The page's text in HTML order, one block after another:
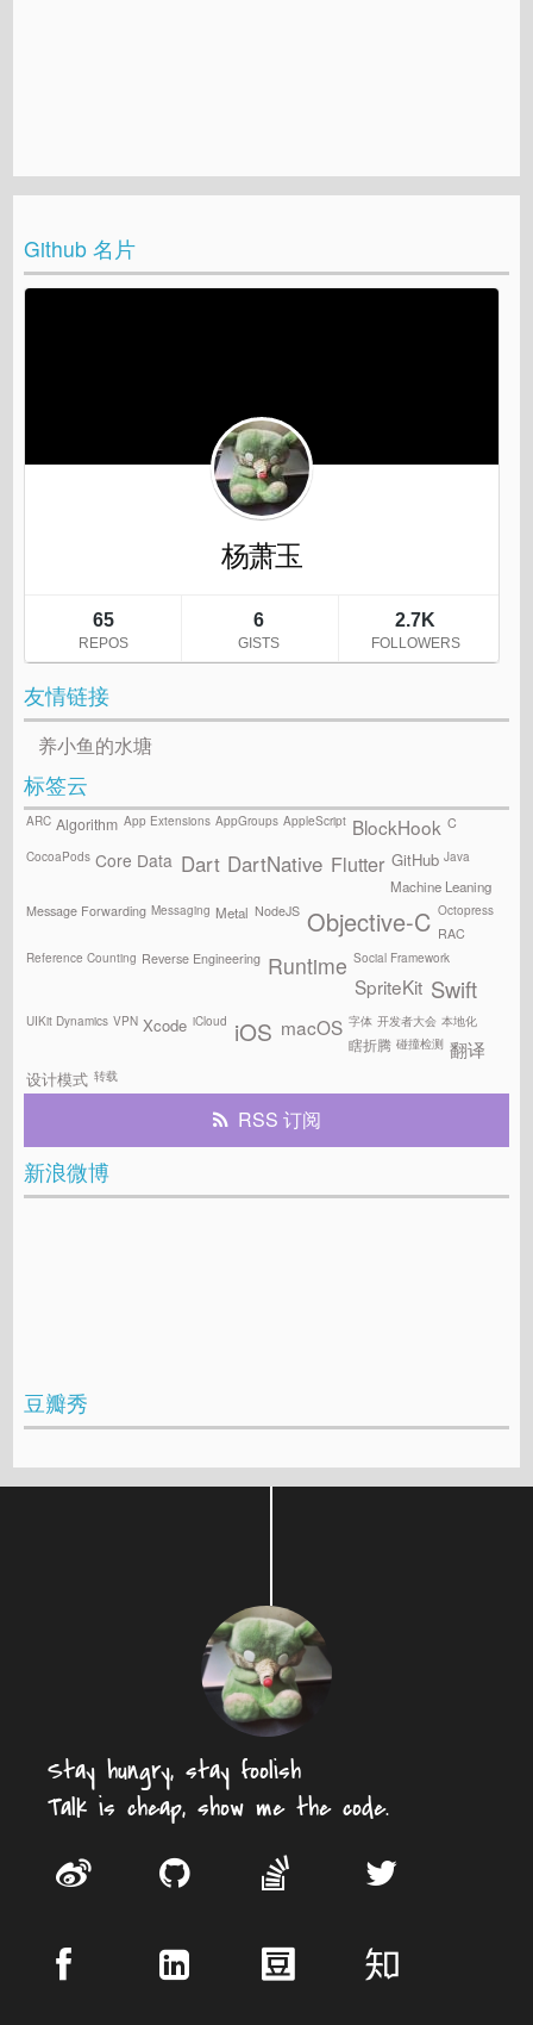
Github 名片
友情链接
养小鱼的水塘
标签云
ARC Algorithm App Extensions AppGroups AppleScript BlockHook C
CocoaPods Core Data Dart DartNative Flutter GitHub Java
Machine Leaning
Message Forwarding Messaging Metal NodeJS Objective-C Octopress
RAC
Reference Counting Reverse Engineering Runtime Social Framework
SpriteKit Swift
UIKit Dynamics VPN Xcode iCloud iOS macOS 字体 开发者大会 本地化
瞎折腾 碰撞检测 翻译
设计模式 转载
RSS 订阅
新浪微博
豆瓣秀
Stay hungry, stay foolish
Talk is cheap, show me the code.